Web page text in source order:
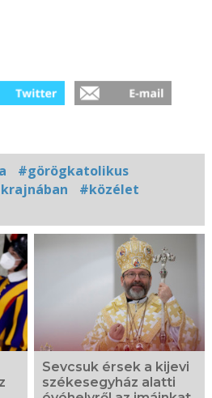
#görögkatolikus
#közélet
Sevcsuk érsek a kijevi
székesegyház alatti